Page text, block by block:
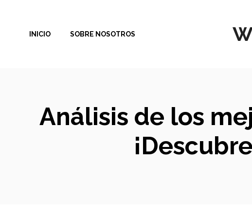
contenidoINICIO SOBRE NOSOTROS
Análisis de los